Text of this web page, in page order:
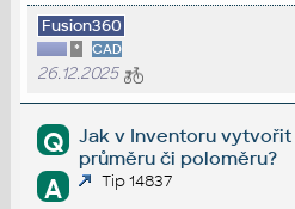
Fusion360
* CAD
26.12.2025
Q
Jak v Inventoru
průměru či poloměru?
A Tip 14837